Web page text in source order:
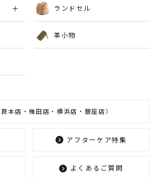
ランドセル
革小物
良本店・梅田店・横浜店・銀座店）
アフターケア特集
よくあるご質問